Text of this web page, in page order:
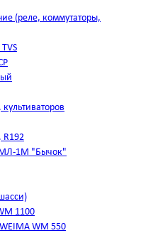
(реле, коммутаторы,
R192
1М "Бычок"
1100
WM 550